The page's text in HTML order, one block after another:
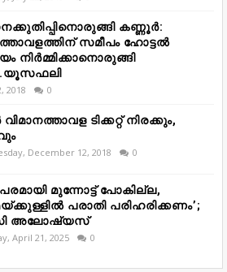
കണ്ണൂർ:
സമീപം ഹോട്ടൽ
നിർമ്മിക്കാനൊരുങ്ങി
2018 0
ടിക്കറ്റ് നിരക്കും,
December 12, 2018 0
മുന്നോട്ട് പോകില്ല,
പരാതി പരിഹരിക്കണം’;
അലോഷ്യസ്
April 21, 2025 0